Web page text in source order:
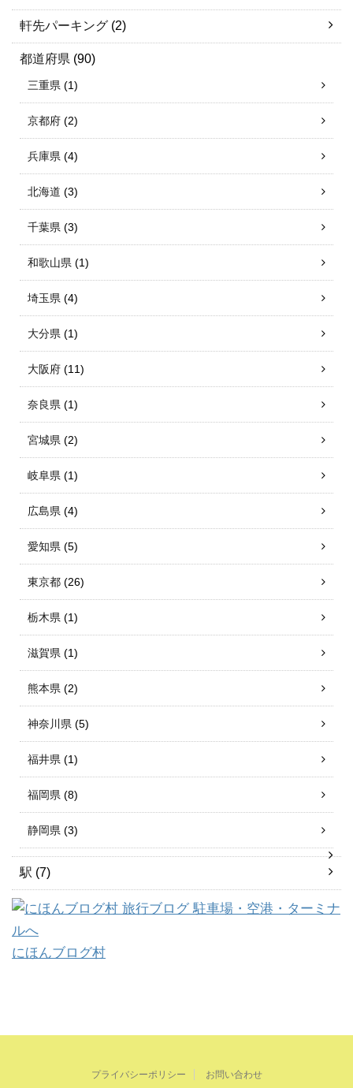
軒先パーキング (2)
都道府県 (90)
三重県 (1)
京都府 (2)
兵庫県 (4)
北海道 (3)
千葉県 (3)
和歌山県 (1)
埼玉県 (4)
大分県 (1)
大阪府 (11)
奈良県 (1)
宮城県 (2)
岐阜県 (1)
広島県 (4)
愛知県 (5)
東京都 (26)
栃木県 (1)
滋賀県 (1)
熊本県 (2)
神奈川県 (5)
福井県 (1)
福岡県 (8)
静岡県 (3)
駅 (7)
にほんブログ村
プライバシーポリシー お問い合わせ